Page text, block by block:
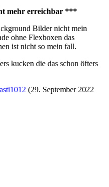
mehr erreichbar ***
Bilder nicht mein
ohne Flexboxen das
ist nicht so mein fall.
kucken die das schon öfters
(29. September 2022